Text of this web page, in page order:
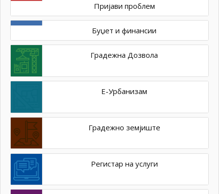
Пријави проблем
Буџет и финансии
Градежна Дозвола
Е-Урбанизам
Градежно земјиште
Регистар на услуги